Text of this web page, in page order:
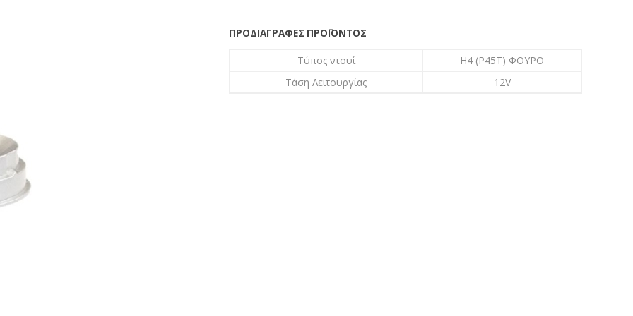
ΠΡΟΔΙΑΓΡΑΦΈΣ ΠΡΟΪΌΝΤΟΣ
Τύπος ντουί
H4 (P45T) ΦΟΥΡΟ
Τάση Λειτουργίας
12V